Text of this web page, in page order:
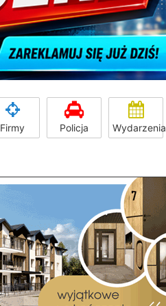
Firmy Policja Wydarzenia